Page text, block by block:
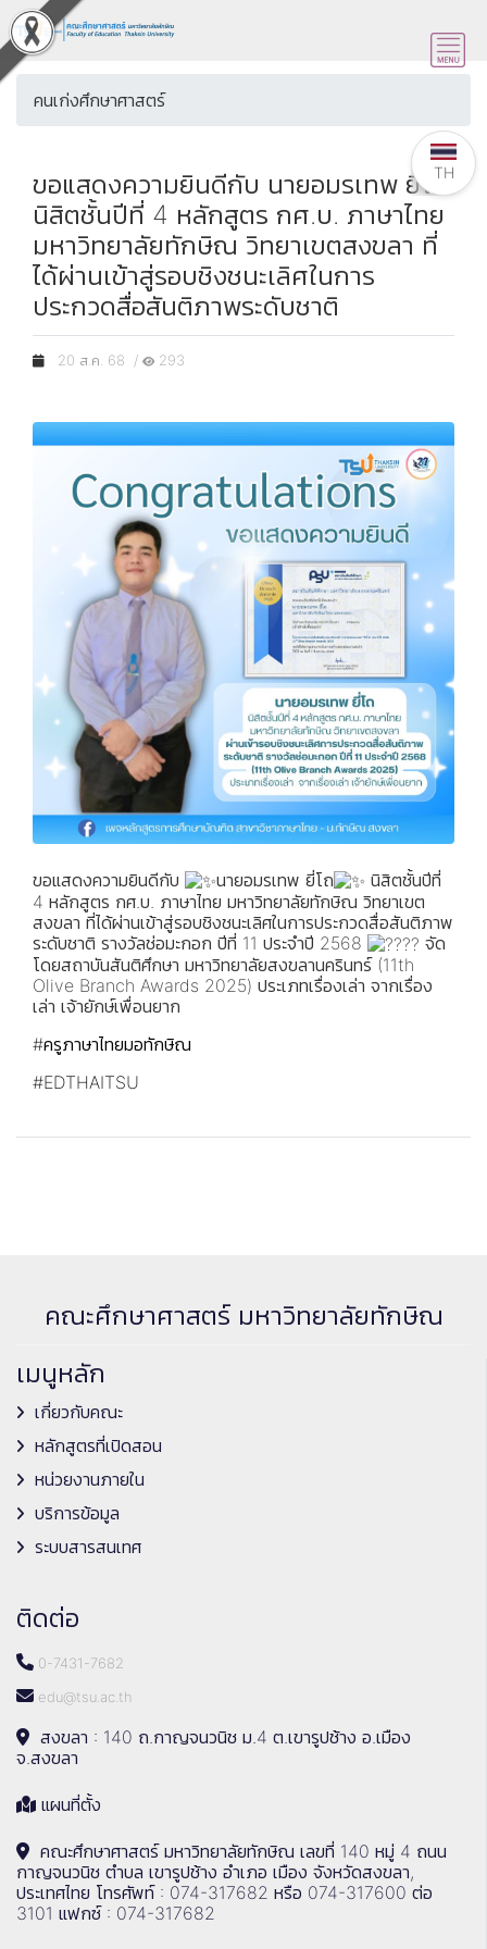
คนเก่งศึกษาศาสตร์
ขอแสดงความยินดีกับ นายอมรเทพ ยี่โถ
นิสิตชั้นปีที่ 4 หลักสูตร กศ.บ. ภาษาไทย
มหาวิทยาลัยทักษิณ วิทยาเขตสงขลา ที่
ได้ผ่านเข้าสู่รอบชิงชนะเลิศในการ
ประกวดสื่อสันติภาพระดับชาติ
20 ส.ค. 68 / 293
ขอแสดงความยินดีกับ นายอมรเทพ ยี่โถ
นิสิตชั้นปีที่
4 หลักสูตร กศ.บ. ภาษาไทย มหาวิทยาลัยทักษิณ วิทยาเขต
สงขลา ที่ได้ผ่านเข้าสู่รอบชิงชนะเลิศในการประกวดสื่อสันติภาพ
ระดับชาติ รางวัลช่อมะกอก ปีที่ 11 ประจำปี 2568
จัด
โดยสถาบันสันติศึกษา มหาวิทยาลัยสงขลานครินทร์ (11th
Olive Branch Awards 2025) ประเภทเรื่องเล่า จากเรื่อง
เล่า เจ้ายักษ์เพื่อนยาก
#ครูภาษาไทยมอทักษิณ
#EDTHAITSU
คณะศึกษาศาสตร์ มหาวิทยาลัยทักษิณ
เมนูหลัก
เกี่ยวกับคณะ
หลักสูตรที่เปิดสอน
หน่วยงานภายใน
บริการข้อมูล
ระบบสารสนเทศ
ติดต่อ
0-7431-7682
edu@tsu.ac.th
สงขลา : 140 ถ.กาญจนวนิช ม.4 ต.เขารูปช้าง อ.เมือง
จ.สงขลา
แผนที่ตั้ง
คณะศึกษาศาสตร์ มหาวิทยาลัยทักษิณ เลขที่ 140 หมู่ 4 ถนน
กาญจนวนิช ตำบล เขารูปช้าง อำเภอ เมือง จังหวัดสงขลา,
ประเทศไทย โทรศัพท์ : 074-317682 หรือ 074-317600 ต่อ
3101 แฟกซ์ : 074-317682
TH